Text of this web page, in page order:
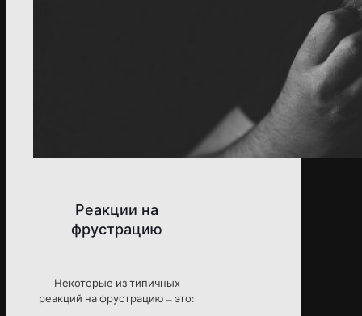
Реакции на
фрустрацию
Некоторые из типичных
реакций на фрустрацию – это: